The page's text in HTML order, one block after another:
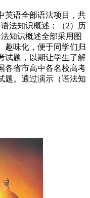
英语全部语法项目，共
法知识概述；（2）历
知识概述全部采用图
趣味化，便于同学们归
试题，以期让学生了解
各省市高中各名校高考
题。通过演示（语法知